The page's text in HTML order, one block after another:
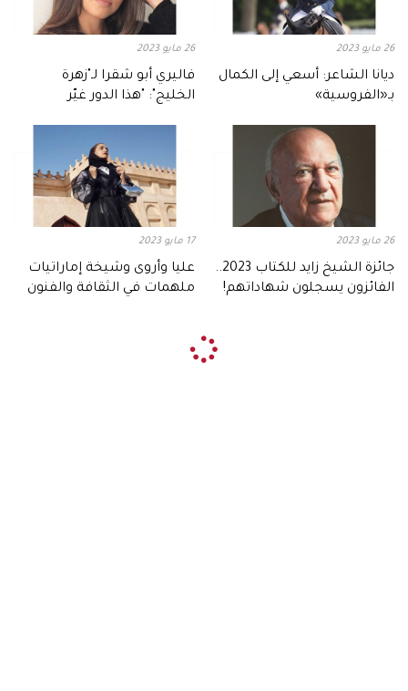
26 مايو 2023
ديانا الشاعر: أسعي إلى الكمال
بـ«الفروسية»
26 مايو 2023
فاليري أبو شقرا لـ"زهرة
الخليج": "هذا الدور غيّر
26 مايو 2023
جائزة الشيخ زايد للكتاب 2023..
الفائزون يسجلون شهاداتهم!
17 مايو 2023
عليا وأروى وشيخة إماراتيات
ملهمات في الثقافة والفنون